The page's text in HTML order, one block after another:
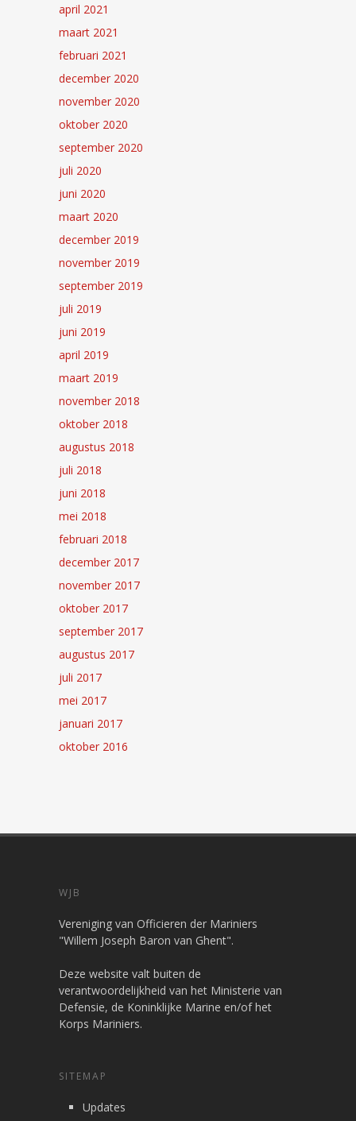
april 2021
maart 2021
februari 2021
december 2020
november 2020
oktober 2020
september 2020
juli 2020
juni 2020
maart 2020
december 2019
november 2019
september 2019
juli 2019
juni 2019
april 2019
maart 2019
november 2018
oktober 2018
augustus 2018
juli 2018
juni 2018
mei 2018
februari 2018
december 2017
november 2017
oktober 2017
september 2017
augustus 2017
juli 2017
mei 2017
januari 2017
oktober 2016
WJB
Vereniging van Officieren der Mariniers
"Willem Joseph Baron van Ghent".
Deze website valt buiten de
verantwoordelijkheid van het Ministerie van
Defensie, de Koninklijke Marine en/of het
Korps Mariniers.
SITEMAP
Updates